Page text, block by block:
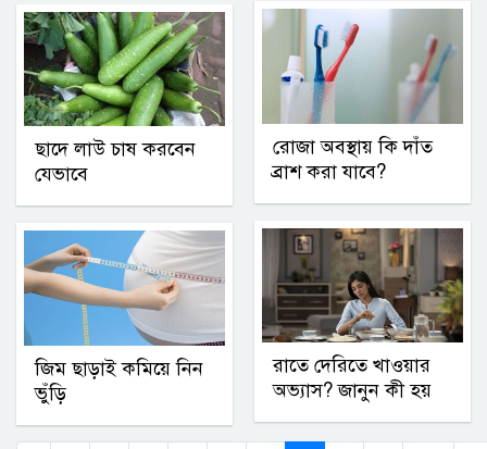
ছাদে লাউ চাষ করবেন
যেভাবে
জিম ছাড়াই কমিয়ে নিন
ভুঁড়ি
রোজা অবস্থায় কি দাঁত
ব্রাশ করা যাবে?
রাতে দেরিতে খাওয়ার
অভ্যাস? জানুন কী হয়